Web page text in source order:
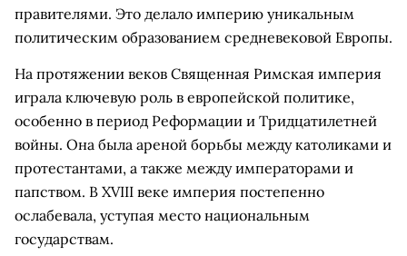
правителями. Это делало империю уникальным
политическим образованием средневековой Европы.
На протяжении веков Священная Римская империя
играла ключевую роль в европейской политике,
особенно в период Реформации и Тридцатилетней
войны. Она была ареной борьбы между католиками и
протестантами, а также между императорами и
папством. В XVIII веке империя постепенно
ослабевала, уступая место национальным
государствам.